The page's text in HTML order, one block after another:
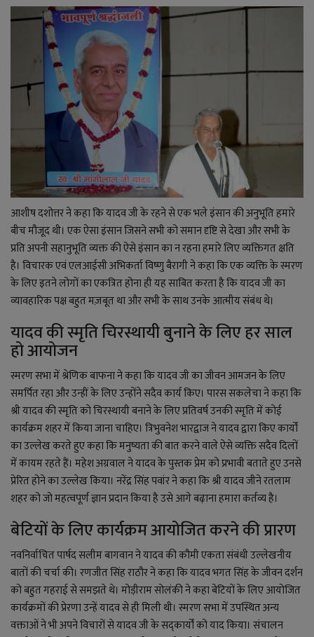
आशीष दशोत्तर ने कहा कि यादव जी के रहने से एक भले इंसान की अनुभूति हमारे
बीच मौजूद थी। एक ऐसा इंसान जिसने सभी को समान दृष्टि से देखा और सभी के
प्रति अपनी सहानुभूति व्यक्त की ऐसे इंसान का न रहना हमारे लिए व्यक्तिगत क्षति
है। विचारक एवं एलआईसी अभिकर्ता विष्णु बैरागी ने कहा कि एक व्यक्ति के स्मरण
के लिए इतने लोगों का एकत्रित होना ही यह साबित करता है कि यादव जी का
व्यावहारिक पक्ष बहुत मज़बूत था और सभी के साथ उनके आत्मीय संबंध थे।
यादव की स्मृति चिरस्थायी बुनाने के लिए हर साल
हो आयोजन
स्मरण सभा में श्रेणिक बाफना ने कहा कि यादव जी का जीवन आमजन के लिए
समर्पित रहा और उन्हीं के लिए उन्होंने सदैव कार्य किए। पारस सकलेचा ने कहा कि
श्री यादव की स्मृति को चिरस्थायी बनाने के लिए प्रतिवर्ष उनकी स्मृति में कोई
कार्यक्रम शहर में किया जाना चाहिए। त्रिभुवनेश भारद्वाज ने यादव द्वारा किए कार्यों
का उल्लेख करते हुए कहा कि मनुष्यता की बात करने वाले ऐसे व्यक्ति सदैव दिलों
में कायम रहते हैं। महेश अग्रवाल ने यादव के पुस्तक प्रेम को प्रभावी बताते हुए उनसे
प्रेरित होने का उल्लेख किया। नरेंद्र सिंह पवांर ने कहा कि श्री यादव जीने रतलाम
शहर को जो महत्वपूर्ण ज्ञान प्रदान किया है उसे आगे बढ़ाना हमारा कर्तव्य है।
बेटियों के लिए कार्यक्रम आयोजित करने की प्रारण
नवनिर्वाचित पार्षद सलीम बागवान ने यादव की कौमी एकता संबंधी उल्लेखनीय
बातों की चर्चा की। रणजीत सिंह राठौर ने कहा कि यादव भगत सिंह के जीवन दर्शन
को बहुत गहराई से समझते थे। मोड़ीराम सोलंकी ने कहा बेटियों के लिए आयोजित
कार्यक्रमों की प्रेरणा उन्हें यादव से ही मिली थी। स्मरण सभा में उपस्थित अन्य
वक्ताओं ने भी अपने विचारों से यादव जी के सद्कार्यों को याद किया। संचालन